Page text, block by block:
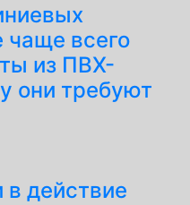
чаще всего
из ПВХ-
они требуют
в действие